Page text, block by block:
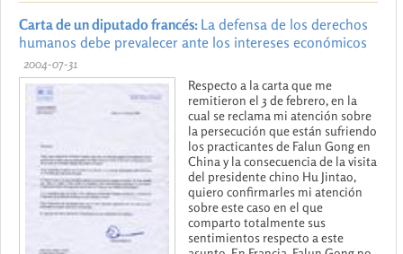
Carta de un diputado francés: La defensa de los derechos
humanos debe prevalecer ante los intereses económicos
2004-07-31
Respecto a la carta que me
remitieron el 3 de febrero, en la
cual se reclama mi atención sobre
la persecución que están sufriendo
los practicantes de Falun Gong en
China y la consecuencia de la visita
del presidente chino Hu Jintao,
quiero confirmarles mi atención
sobre este caso en el que
comparto totalmente sus
sentimientos respecto a este